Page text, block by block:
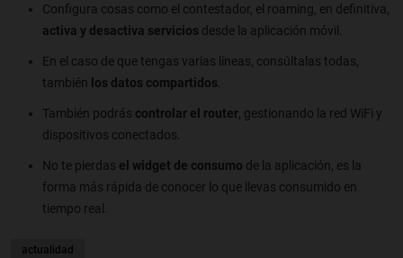
Configura cosas como el contestador, el roaming, en definitiva,
activa y desactiva servicios desde la aplicación móvil.
En el caso de que tengas varias líneas, consúltalas todas,
también los datos compartidos
También podrás controlar el router , gestionando la red WiFi y
dispositivos conectados.
No te pierdas el widget de consumo de la aplicación, es la
forma más rápida de conocer lo que llevas consumido en
tiempo real.
actualidad